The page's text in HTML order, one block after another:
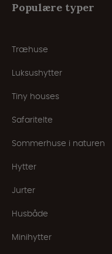
Populære typer
Træhuse
Luksushytter
Tiny houses
Safaritelte
Sommerhuse i naturen
Hytter
Jurter
Husbåde
Minihytter